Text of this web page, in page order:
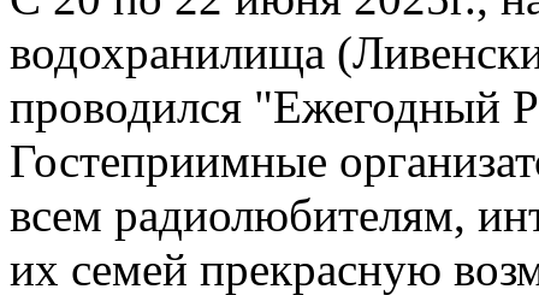
водохранилища
проводился "Ежегодный
Гостеприимные
всем радиолюбителям,
их семей прекрасную